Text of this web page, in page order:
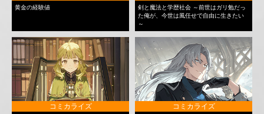
黄金の経験値
剣と魔法と学歴社会 ～前世はガリ勉だっ
た俺が、今世は風任せで自由に生きたい
～
コミカライズ コミカライズ